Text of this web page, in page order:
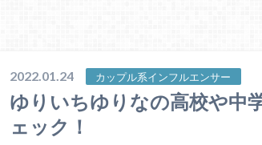
2022.01.24 カップル系インフルエンサー
ゆりいちゆりなの高校や中
ェック！